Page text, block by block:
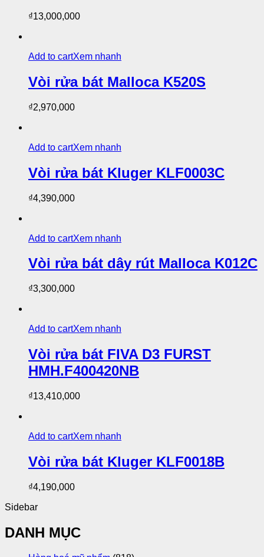
₫13,000,000
Add to cartXem nhanh
Vòi rửa bát Malloca K520S
₫2,970,000
Add to cartXem nhanh
Vòi rửa bát Kluger KLF0003C
₫4,390,000
Add to cartXem nhanh
Vòi rửa bát dây rút Malloca K012C
₫3,300,000
Add to cartXem nhanh
Vòi rửa bát FIVA D3 FURST
HMH.F400420NB
₫13,410,000
Add to cartXem nhanh
Vòi rửa bát Kluger KLF0018B
₫4,190,000
Sidebar
DANH MỤC